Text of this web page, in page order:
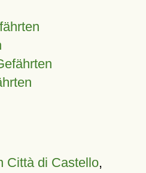
Città di Castello,